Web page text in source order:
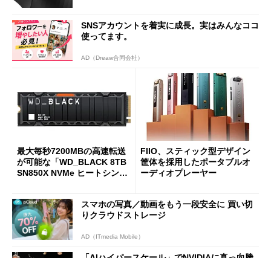
SNSアカウントを着実に成長。実はみんなココ
使ってます。
AD（Dreaw合同会社）
最大毎秒7200MBの高速転送
が可能な「WD_BLACK 8TB
SN850X NVMe ヒートシンク
FIIO、スティック型デザイン
筐体を採用したポータブルオ
ーディオプレーヤー
スマホの写真／動画をもう一段安全に 買い切
りクラウドストレージ
AD（ITmedia Mobile）